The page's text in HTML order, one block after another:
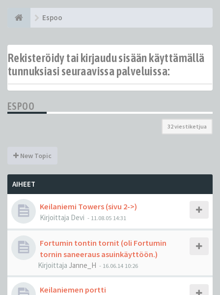
Espoo
Rekisteröidy tai kirjaudu sisään käyttämällä
tunnuksiasi seuraavissa palveluissa:
ESPOO
32 viestiketjua
New Topic
AIHEET
Keilaniemi Towers (sivu 2->)
Kirjoittaja Devi - 11.08.05 14:31
Fortumin tontin tornit (oli Fortumin
tornin saneeraus asuinkäyttöön.)
Kirjoittaja Janne_H - 16.06.14 10:26
Keilaniemen portti